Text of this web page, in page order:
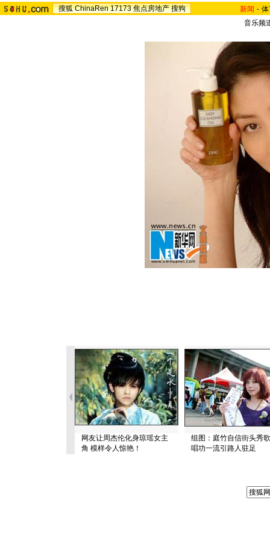
搜狐 ChinaRen 17173 焦点房地产 搜狗 新闻 -
音乐频
网友让周杰伦化身琼瑶女主
角 模样令人惊艳！
组图：庭竹自信街头秀
唱功一流引路人驻足